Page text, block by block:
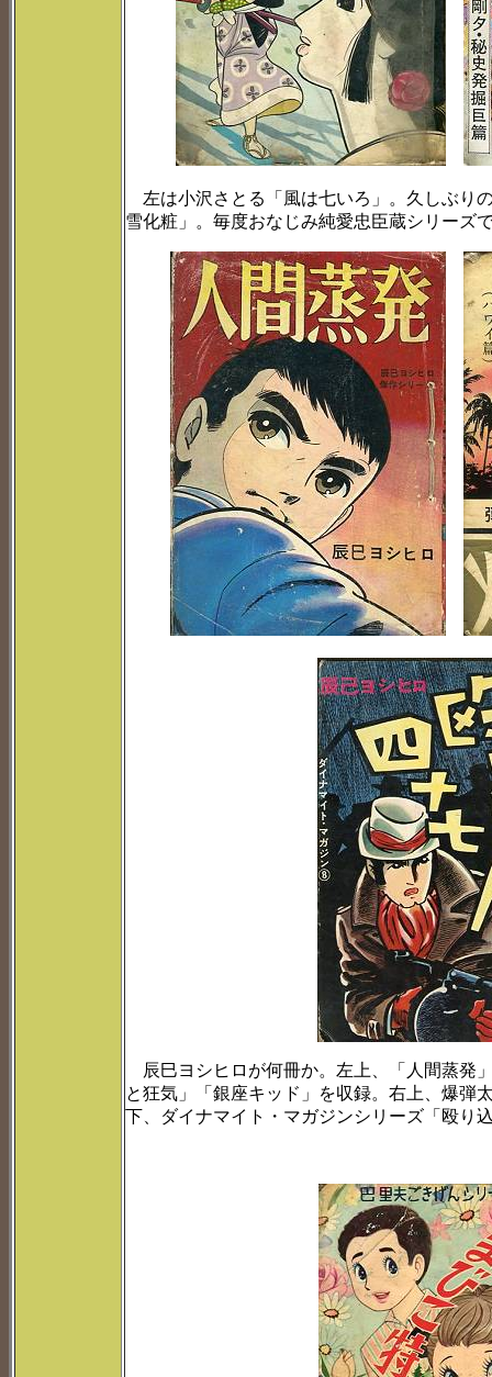
左は小沢さとる「風は七いろ」。久しぶり
雪化粧」。毎度おなじみ純愛忠臣蔵シリー
辰巳ヨシヒロが何冊か。左上、「人間蒸発
と狂気」「銀座キッド」を収録。右上、爆弾
下、ダイナマイト・マガジンシリーズ「殴り